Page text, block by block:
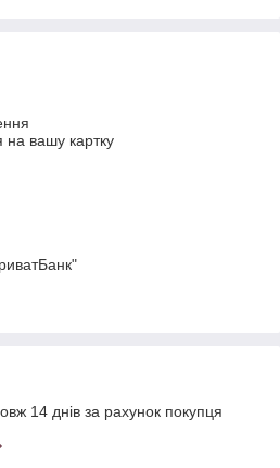
на вашу картку
14 днів за рахунок покупця